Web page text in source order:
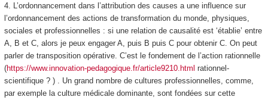
4. L’ordonnancement dans l’attribution des causes a une influence sur
l’ordonnancement des actions de transformation du monde, physiques,
sociales et professionnelles : si une relation de causalité est ‘établie’ entre
A, B et C, alors je peux engager A, puis B puis C pour obtenir C. On peut
parler de transposition opérative. C’est le fondement de l’action rationnelle
(https://www.innovation-pedagogique.fr/article9210.html rationnel-
scientifique ? )
. Un grand nombre de cultures professionnelles, comme,
par exemple la culture médicale dominante, sont fondées sur cette